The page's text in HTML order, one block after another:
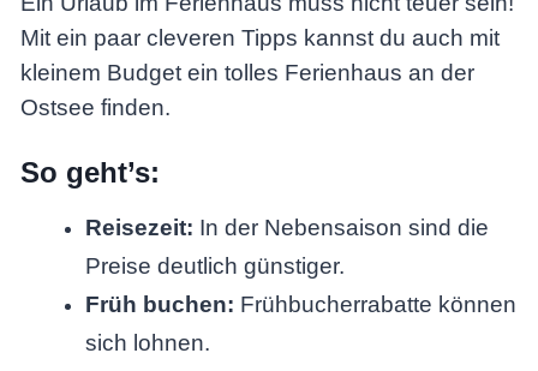
Mit ein paar cleveren Tipps kannst du auch mit
kleinem Budget ein tolles Ferienhaus an der
Ostsee finden.
So geht’s:
Reisezeit: In der Nebensaison sind die
Preise deutlich günstiger.
Früh buchen: Frühbucherrabatte können
sich lohnen.